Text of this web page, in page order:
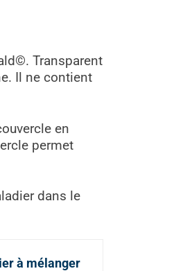
Transparent
Il ne contient
en
permet
dans le
à mélanger